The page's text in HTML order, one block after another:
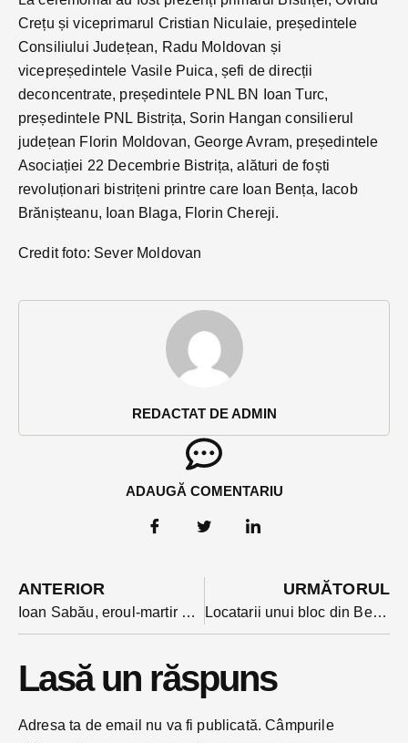
REDACTAT DE ADMIN
ADAUGĂ COMENTARIU
Crețu și viceprimarul Cristian Niculaie, președintele
Consiliului Județean, Radu Moldovan și
vicepreședintele Vasile Puica, șefi de direcții
deconcentrate, președintele PNL BN Ioan Turc,
președintele PNL Bistrița, Sorin Hangan consilierul
județean Florin Moldovan, George Avram, președintele
Asociației 22 Decembrie Bistrița, alături de foști
revoluționari bistrițeni printre care Ioan Bența, Iacob
Brănișteanu, Ioan Blaga, Florin Chereji.
Credit foto: Sever Moldovan
ANTERIOR
Ioan Sabău, eroul-martir din Brăteni comemorat la 30 de ani de la Revoluție de câteva oficialități și o mână de oameni. Ce regrete au rudele
URMĂTORUL
Locatarii unui bloc din Beclean evacuați duminică din pricina unui incendiu de la un magazin
Lasă un răspuns
Adresa ta de email nu va fi publicată. Câmpurile